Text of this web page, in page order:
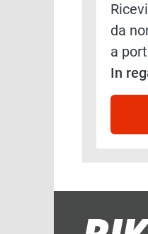
da
a
In